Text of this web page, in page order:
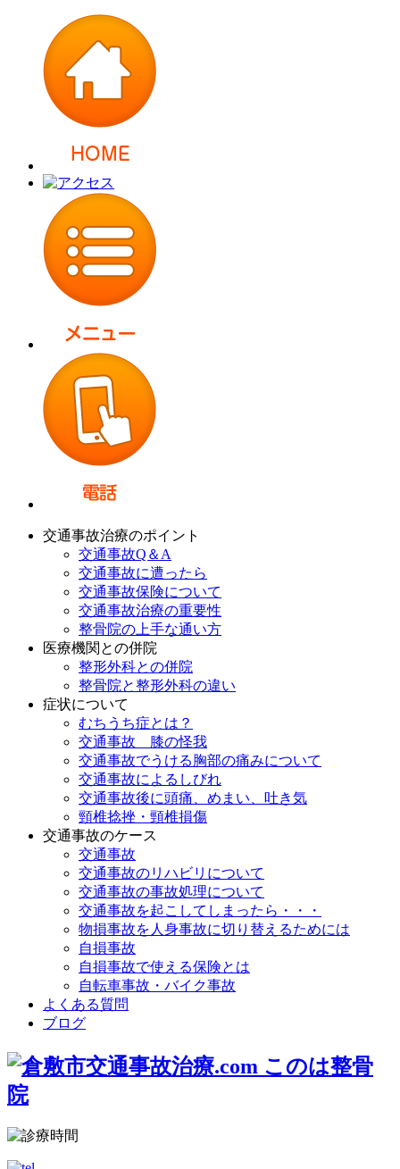
交通事故治療のポイント
交通事故Q＆A
交通事故に遭ったら
交通事故保険について
交通事故治療の重要性
整骨院の上手な通い方
医療機関との併院
整形外科との併院
整骨院と整形外科の違い
症状について
むちうち症とは？
交通事故 膝の怪我
交通事故でうける胸部の痛みについて
交通事故によるしびれ
交通事故後に頭痛、めまい、吐き気
頸椎捻挫・頸椎損傷
交通事故のケース
交通事故
交通事故のリハビリについて
交通事故の事故処理について
交通事故を起こしてしまったら・・・
物損事故を人身事故に切り替えるためには
自損事故
自損事故で使える保険とは
自転車事故・バイク事故
よくある質問
ブログ